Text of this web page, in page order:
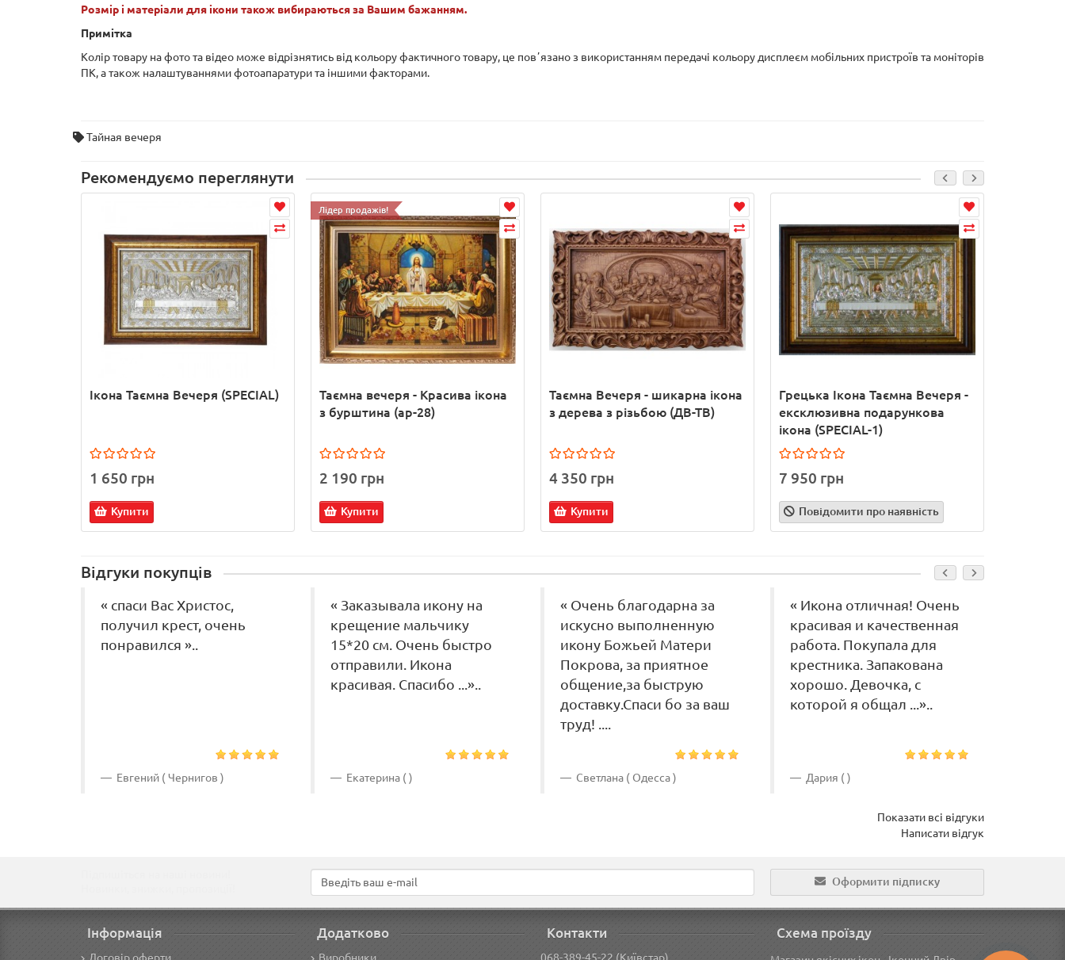
Розмір і матеріали для ікони також вибираються за Вашим бажанням.
Примітка
Колір товару на фото та відео може відрізнятись від кольору фактичного товару, це повʼязано з використанням передачі кольору дисплеєм мобільних пристроїв та моніторів
ПК, а також налаштуваннями фотоапаратури та іншими факторами.
Тайная вечеря
Рекомендуємо переглянути
Ікона Таємна Вечеря (SPECIAL)
1 650 грн
Купити
Лідер продажів!
Таємна вечеря - Красива ікона
з бурштина (ар-28)
2 190 грн
Купити
Таємна Вечеря - шикарна ікона
з дерева з різьбою (ДВ-ТВ)
4 350 грн
Купити
Грецька Ікона Таємна Вечеря -
ексклюзивна подарункова
ікона (SPECIAL-1)
7 950 грн
Повідомити про наявність
Відгуки покупців
« спаси Вас Христос,
получил крест, очень
понравился »..
Евгений ( Чернигов )
« Заказывала икону на
крещение мальчику
15*20 см. Очень быстро
отправили. Икона
красивая. Спасибо ...»..
Екатерина ( )
« Очень благодарна за
искусно выполненную
икону Божьей Матери
Покрова, за приятное
общение,за быструю
доставку.Спаси бо за ваш
труд! ....
Светлана ( Одесса )
« Икона отличная! Очень
красивая и качественная
работа. Покупала для
крестника. Запакована
хорошо. Девочка, с
которой я общал ...»..
Дария ( )
Показати всі відгуки
Написати відгук
Оформити підписку
Інформація Додатково Контакти Схема проїзду